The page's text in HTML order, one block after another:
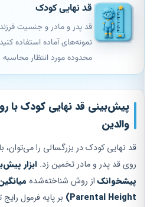
قد نهایی کودک
قد پدر و مادر و جنسیت فرزند را
نمونه‌های آماده استفاده کنید تا
محدوده مورد انتظار محاسبه شود.
پیش‌بینی قد نهایی کودک با
والدین
قد نهایی کودک در بزرگسالی را می‌توان، با
روی قد پدر و مادر تخمین زد.ابزار
پیشخوانکاز روش شناخته‌شده
Parental Height) بر پایه فرمول رایج تنر